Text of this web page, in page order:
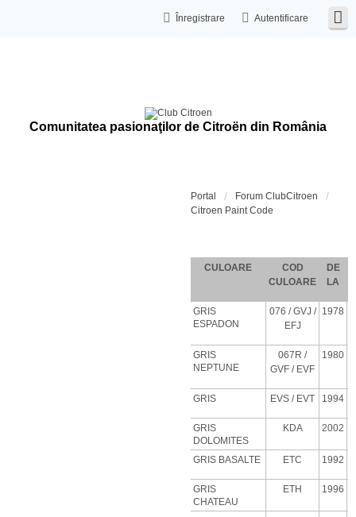
Autentificare
Înregistrare
Comunitatea pasionaţilor de Citroën din România
Portal
Forum ClubCitroen
Citroen Paint Code
CULOARE
COD
CULOARE
DE
LA
GRIS
ESPADON
076 / GVJ /
EFJ
1978
GRIS
NEPTUNE
067R /
GVF / EVF
1980
GRIS EVS / EVT 1994
GRIS
DOLOMITES
KDA 2002
GRIS BASALTE ETC 1992
GRIS
CHATEAU
ETH 1996